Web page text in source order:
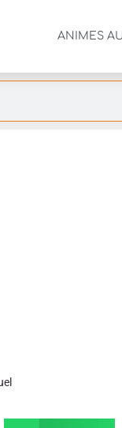
ANIMES